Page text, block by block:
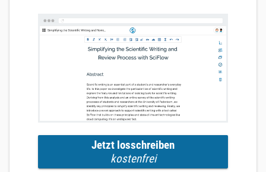
Jetzt losschreiben
kostenfrei